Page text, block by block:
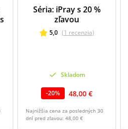
Séria: iPray s 20 %
zľavou
5,0 (1 recenzia)
Skladom
-20% 48,00 €
Najnižšia cena za posledných 30
dní pred zľavou: 48,00 €